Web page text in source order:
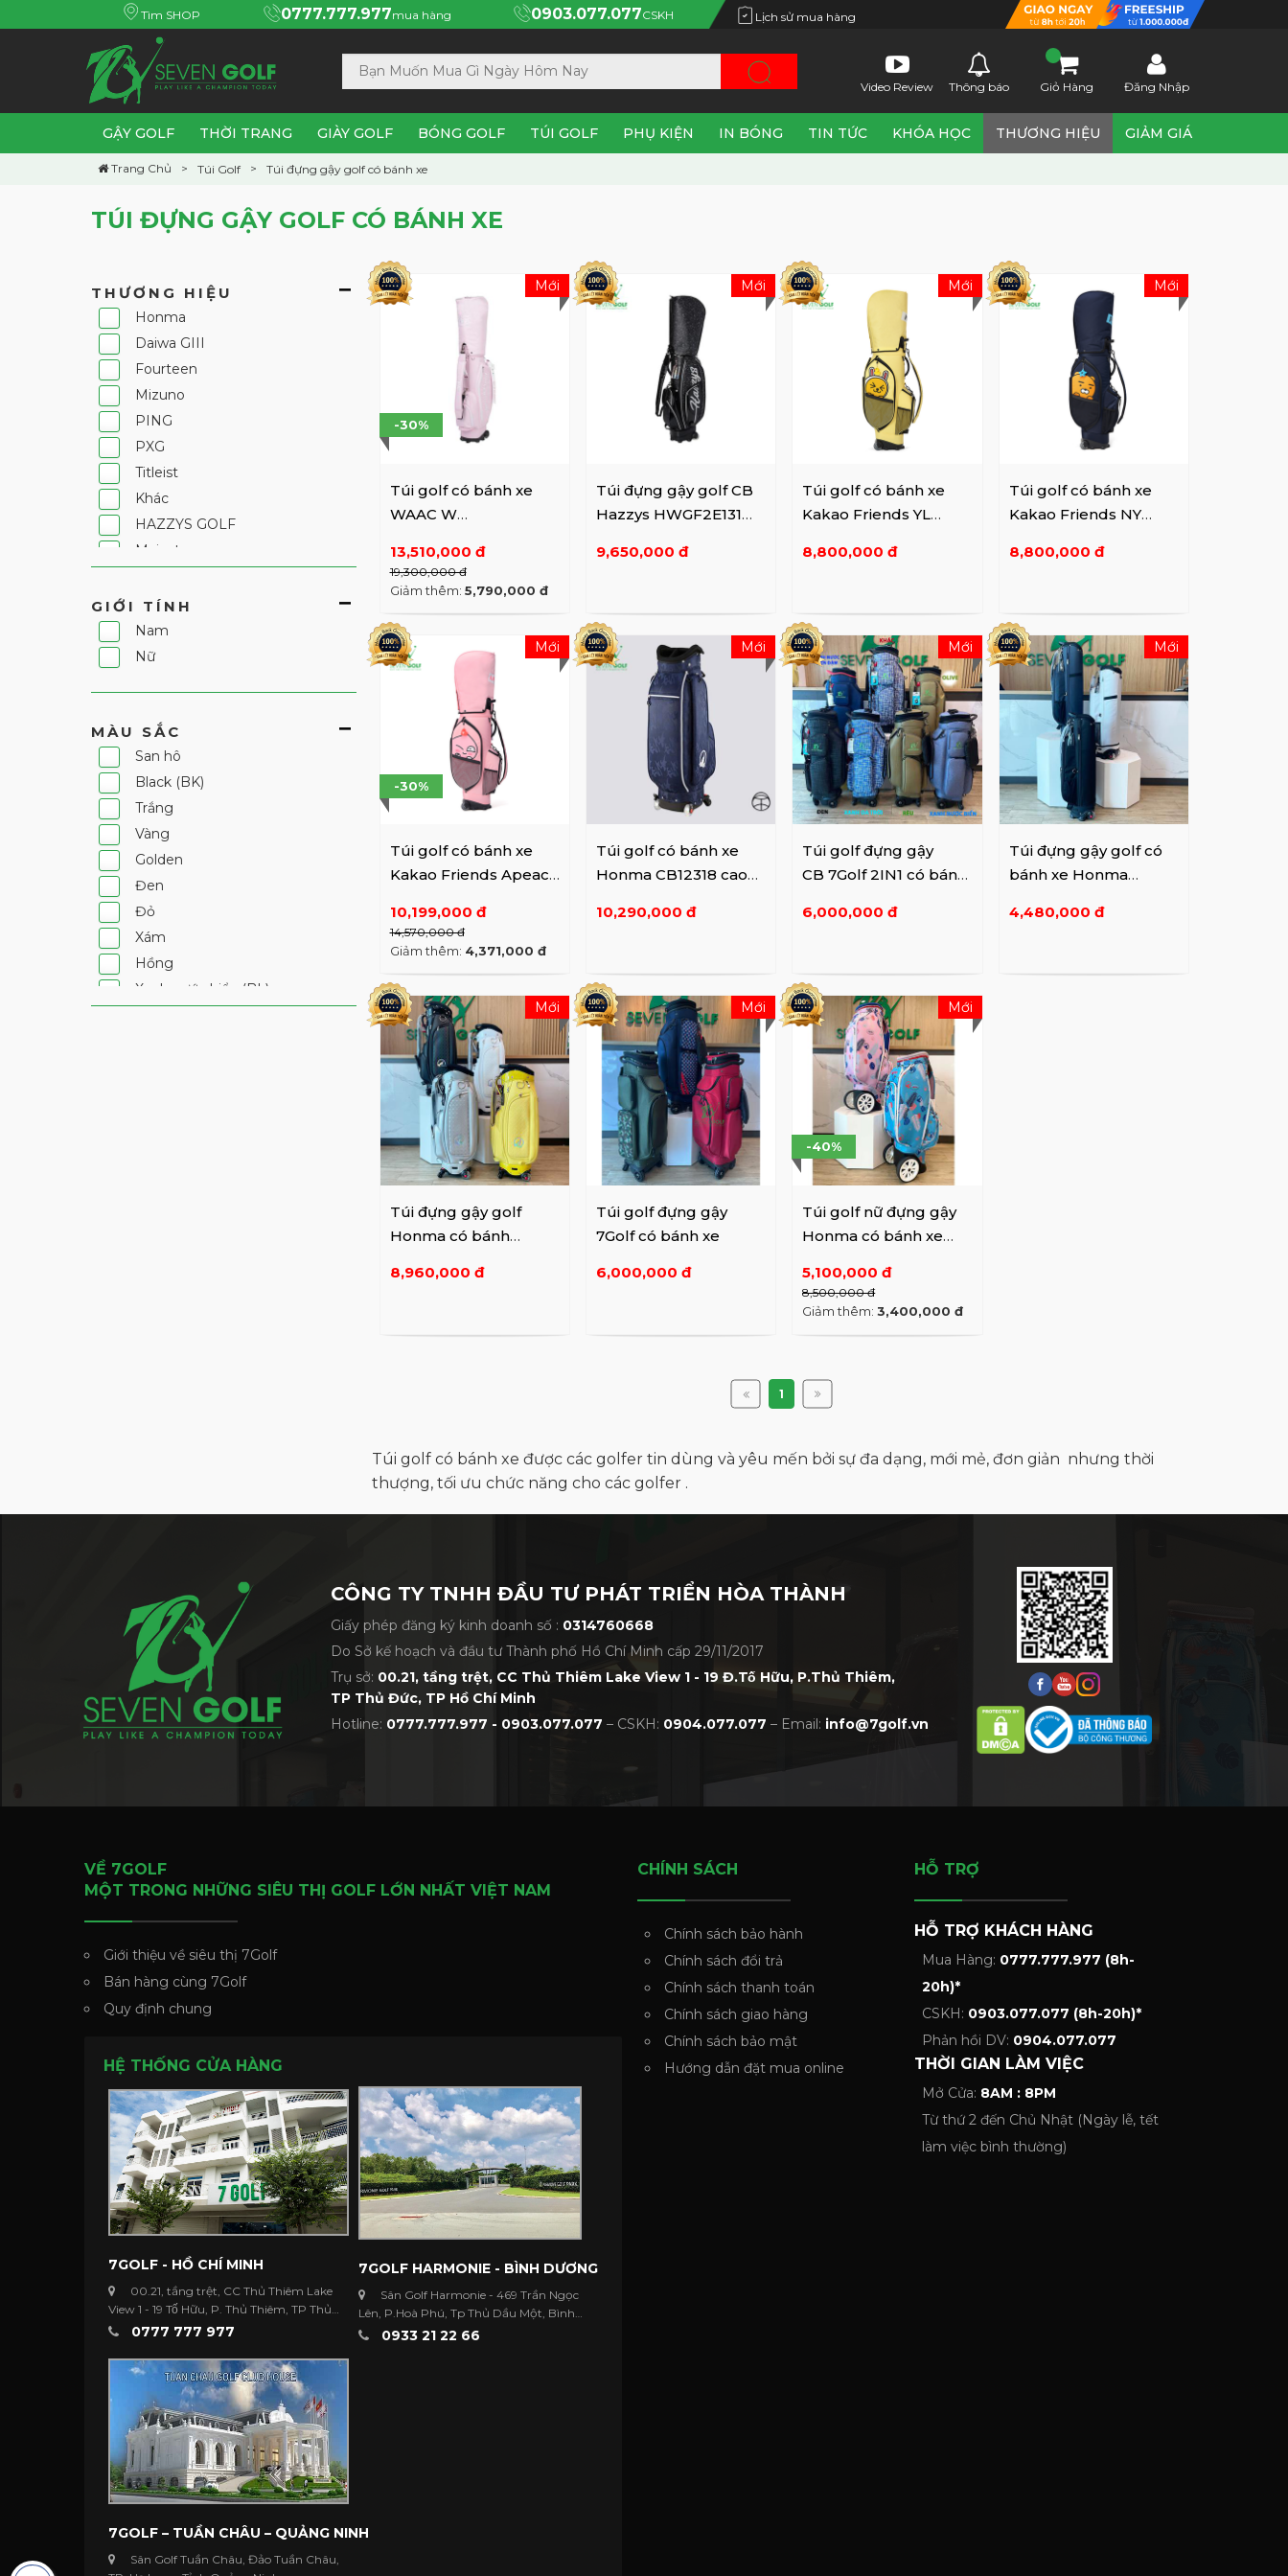
Tìm SHOP 0777.777.977mua hàng 0903.077.077CSKH Lịch sử mua hàng
Video Review Thông báo Giỏ Hàng Đăng Nhập
GẬY GOLF THỜI TRANG GIÀY GOLF BÓNG GOLF TÚI GOLF PHỤ KIỆN IN BÓNG TIN TỨC KHÓA HỌC THƯƠNG HIỆU GIẢM GIÁ
Trang Chủ Túi Golf Túi đựng gậy golf có bánh xe
TÚI ĐỰNG GẬY GOLF CÓ BÁNH XE
THƯƠNG HIỆU
Honma
Daiwa GIII
Fourteen
Mizuno
PING
PXG
Titleist
Khác
HAZZYS GOLF
Majesty
Fantom
LYNX GOLF
DISNEY
PGM
7Golf
Pearly Gates
GIỚI TÍNH
Nam
Nữ
MÀU SẮC
San hô
Black (BK)
Trắng
Vàng
Golden
Đen
Đỏ
Xám
Hồng
Xanh nước biển (BL)
Túi golf có bánh xe
WAAC W
13,510,000 đ
19,300,000 đ
-30%
Giảm thêm: 5,790,000 đ
Mới
Túi đựng gậy golf CB
Hazzys HWGF2E131
9,650,000 đ
Mới
Túi golf có bánh xe
Kakao Friends YL
F01
8,800,000 đ
Mới
Túi golf có bánh xe
Kakao Friends NY
F01
8,800,000 đ
Mới
Túi golf có bánh xe
Kakao Friends Apeach
F01
10,199,000 đ
14,570,000 đ
-30%
Giảm thêm: 4,371,000 đ
Mới
Túi golf có bánh xe
Honma CB12318 cao
10,290,000 đ
Mới
Túi golf đựng gậy
CB 7Golf 2IN1 có bánh
6,000,000 đ
Mới
Túi đựng gậy golf có
bánh xe Honma
4,480,000 đ
Mới
Túi đựng gậy golf
Honma có bánh
8,960,000 đ
Mới
Túi golf đựng gậy
7Golf có bánh xe
6,000,000 đ
Mới
Túi golf nữ đựng gậy
Honma có bánh xe
5,100,000 đ
8,500,000 đ
-40%
Giảm thêm:3,400,000 đ
Mới
1
Túi golf có bánh xe được các golfer tin dùng và yêu mến bởi sự đa dạng, mới mẻ, đơn giản nhưng thời
thượng, tối ưu chức năng cho các golfer .
CÔNG TY TNHH ĐẦU TƯ PHÁT TRIỂN HÒA THÀNH
Giấy phép đăng ký kinh doanh số : 0314760668
Do Sở kế hoạch và đầu tư Thành phố Hồ Chí Minh cấp 29/11/2017
Trụ sở: 00.21, tầng trệt, CC Thủ Thiêm Lake View 1 - 19 Đ.Tố Hữu, P.Thủ Thiêm,
TP Thủ Đức, TP Hồ Chí Minh
Hotline: 0777.777.977 - 0903.077.077 – CSKH: 0904.077.077 – Email: info@7golf.vn
VỀ 7GOLF
MỘT TRONG NHỮNG SIÊU THỊ GOLF LỚN NHẤT VIỆT NAM
Giới thiệu về siêu thị 7Golf
Bán hàng cùng 7Golf
Quy định chung
HỆ THỐNG CỬA HÀNG
7GOLF - HỒ CHÍ MINH
00.21, tầng trệt, CC Thủ Thiêm Lake
View 1 - 19 Tố Hữu, P. Thủ Thiêm, TP Thủ
Đức ...0777 777 977
7GOLF HARMONIE - BÌNH DƯƠNG
Sân Golf Harmonie - 469 Trần Ngọc
Lên, P.Hoà Phú, Tp Thủ Dầu Một, Bình
Dương0933 21 22 66
7GOLF – TUẦN CHÂU – QUẢNG NINH
Sân Golf Tuần Châu, Đảo Tuần Châu,
CHÍNH SÁCH
Chính sách bảo hành
Chính sách đổi trả
Chính sách thanh toán
Chính sách giao hàng
Chính sách bảo mật
Hướng dẫn đặt mua online
HỖ TRỢ
HỖ TRỢ KHÁCH HÀNG
Mua Hàng: 0777.777.977 (8h-
20h)*
CSKH: 0903.077.077 (8h-20h)*
Phản hồi DV: 0904.077.077
THỜI GIAN LÀM VIỆC
Mở Cửa: 8AM : 8PM
Từ thứ 2 đến Chủ Nhật (Ngày lễ, tết
làm việc bình thường)